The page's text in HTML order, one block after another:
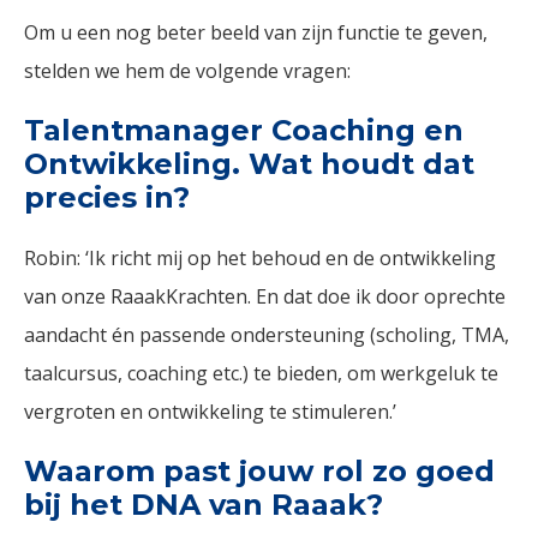
Om u een nog beter beeld van zijn functie te geven,
stelden we hem de volgende vragen:
Talentmanager Coaching en
Ontwikkeling. Wat houdt dat
precies in?
Robin: ‘Ik richt mij op het behoud en de ontwikkeling
van onze RaaakKrachten. En dat doe ik door oprechte
aandacht én passende ondersteuning (scholing, TMA,
taalcursus, coaching etc.) te bieden, om werkgeluk te
vergroten en ontwikkeling te stimuleren.’
Waarom past jouw rol zo goed
bij het DNA van Raaak?